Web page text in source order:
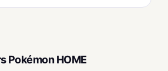
Pokémon HOME